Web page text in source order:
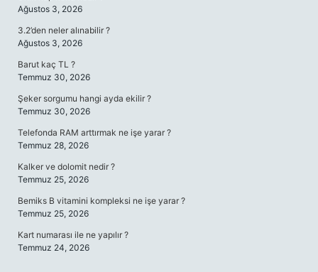
Ağustos 3, 2026
3.2’den neler alınabilir ?
Ağustos 3, 2026
Barut kaç TL ?
Temmuz 30, 2026
Şeker sorgumu hangi ayda ekilir ?
Temmuz 30, 2026
Telefonda RAM arttırmak ne işe yarar ?
Temmuz 28, 2026
Kalker ve dolomit nedir ?
Temmuz 25, 2026
Bemiks B vitamini kompleksi ne işe yarar ?
Temmuz 25, 2026
Kart numarası ile ne yapılır ?
Temmuz 24, 2026